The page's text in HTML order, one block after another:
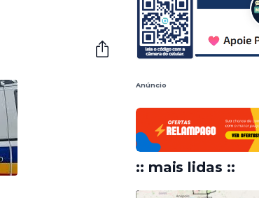
Anúncio
:: mais lidas ::